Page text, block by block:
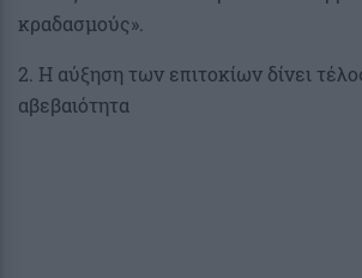
κραδασμούς».
2. Η αύξηση των επιτοκίων δίνει
αβεβαιότητα